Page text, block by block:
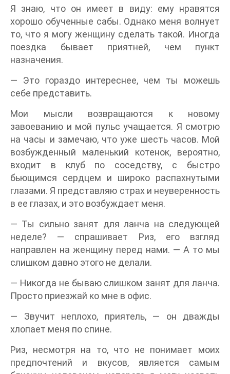
Я знаю, что он имеет в виду: ему нравятся
хорошо обученные сабы. Однако меня волнует
то, что я могу женщину сделать такой. Иногда
поездка бывает приятней, чем пункт
назначения.
— Это гораздо интереснее, чем ты можешь
себе представить.
Мои мысли возвращаются к новому
завоеванию и мой пульс учащается. Я смотрю
на часы и замечаю, что уже шесть часов. Мой
возбужденный маленький котенок, вероятно,
входит в клуб по соседству, с быстро
бьющимся сердцем и широко распахнутыми
глазами. Я представляю страх и неуверенность
в ее глазах, и это возбуждает меня.
— Ты сильно занят для ланча на следующей
неделе? — спрашивает Риз, его взгляд
направлен на женщину перед нами. — А то мы
слишком давно этого не делали.
— Никогда не бываю слишком занят для ланча.
Просто приезжай ко мне в офис.
— Звучит неплохо, приятель, — он дважды
хлопает меня по спине.
Риз, несмотря на то, что не понимает моих
предпочтений и вкусов, является самым